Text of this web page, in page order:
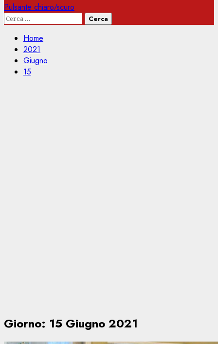
Pulsante chiaro/scuro
Ricerca
Home
2021
Giugno
15
Giorno: 15 Giugno 2021